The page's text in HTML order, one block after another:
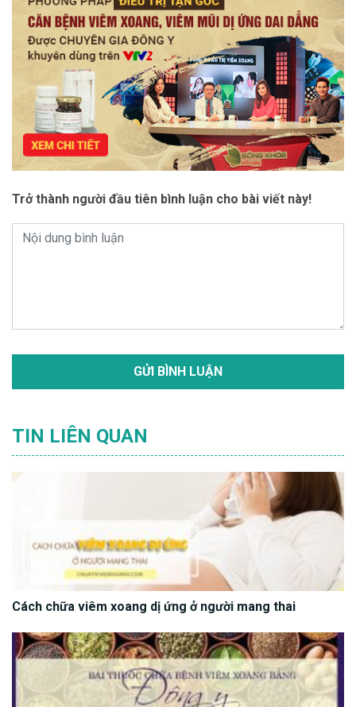
Trở thành người đầu tiên bình luận cho bài viết này!
TIN LIÊN QUAN
Cách chữa viêm xoang dị ứng ở người mang thai